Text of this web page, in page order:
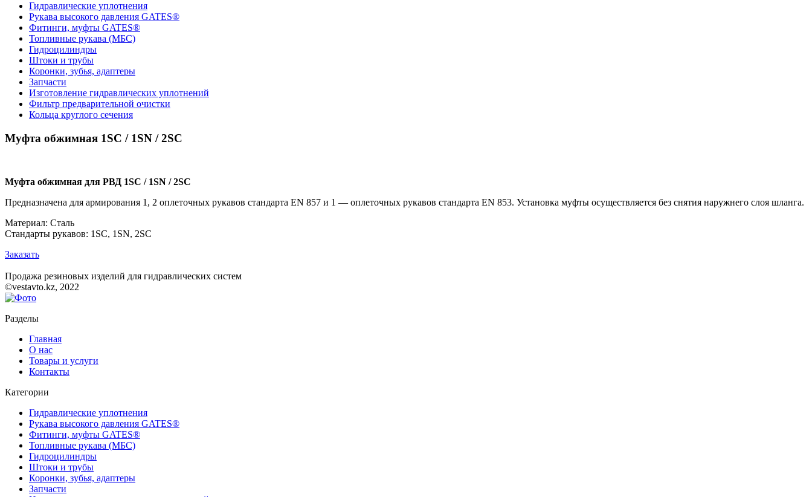
Гидравлические уплотнения
Рукава высокого давления GATES®
Фитинги, муфты GATES®
Топливные рукава (МБС)
Гидроцилиндры
Штоки и трубы
Коронки, зубья, адаптеры
Запчасти
Изготовление гидравлических уплотнений
Фильтр предварительной очистки
Кольца круглого сечения
Муфта обжимная 1SС / 1SN / 2SC
Муфта обжимная для РВД 1SС / 1SN / 2SC
Предназначена для армирования 1, 2 оплеточных рукавов стандарта EN 857 и 1 — оплеточных рукавов стандарта EN 853. Установка муфты осуществляется без снятия наружнего слоя шланга.
Материал: Сталь
Стандарты рукавов: 1SC, 1SN, 2SC
Заказать
Продажа резиновых изделий для гидравлических систем
©vestavto.kz, 2022
Разделы
Главная
О нас
Товары и услуги
Контакты
Категории
Гидравлические уплотнения
Рукава высокого давления GATES®
Фитинги, муфты GATES®
Топливные рукава (МБС)
Гидроцилиндры
Штоки и трубы
Коронки, зубья, адаптеры
Запчасти